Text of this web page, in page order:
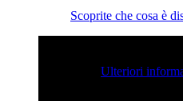
Scoprite che cosa è
Ulteriori